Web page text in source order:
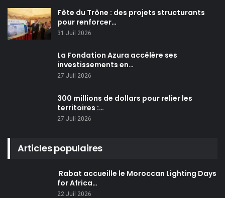
Fête du Trône : des projets structurants
pour renforcer…
31 Juil 2026
La Fondation Azura accélère ses
investissements en…
27 Juil 2026
300 millions de dollars pour relier les
territoires :…
27 Juil 2026
Articles populaires
Rabat accueille le Moroccan Lighting Days
for Africa…
22 Juil 2026